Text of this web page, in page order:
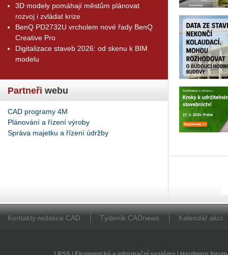
3D modely pomáhají městům plánovat
rozvoj i zvládat krize
BenQ PD2732U vrcholem nové řady BenQ
Creative Pro
Digitalizace staveb 2026: od skenu k BIM
modelu
Partneři webu
CAD programy 4M
Plánování a řízení výroby
Správa majetku a řízení údržby
Kontakty redakce CAD Týdeník CADnews Kalendář akcí